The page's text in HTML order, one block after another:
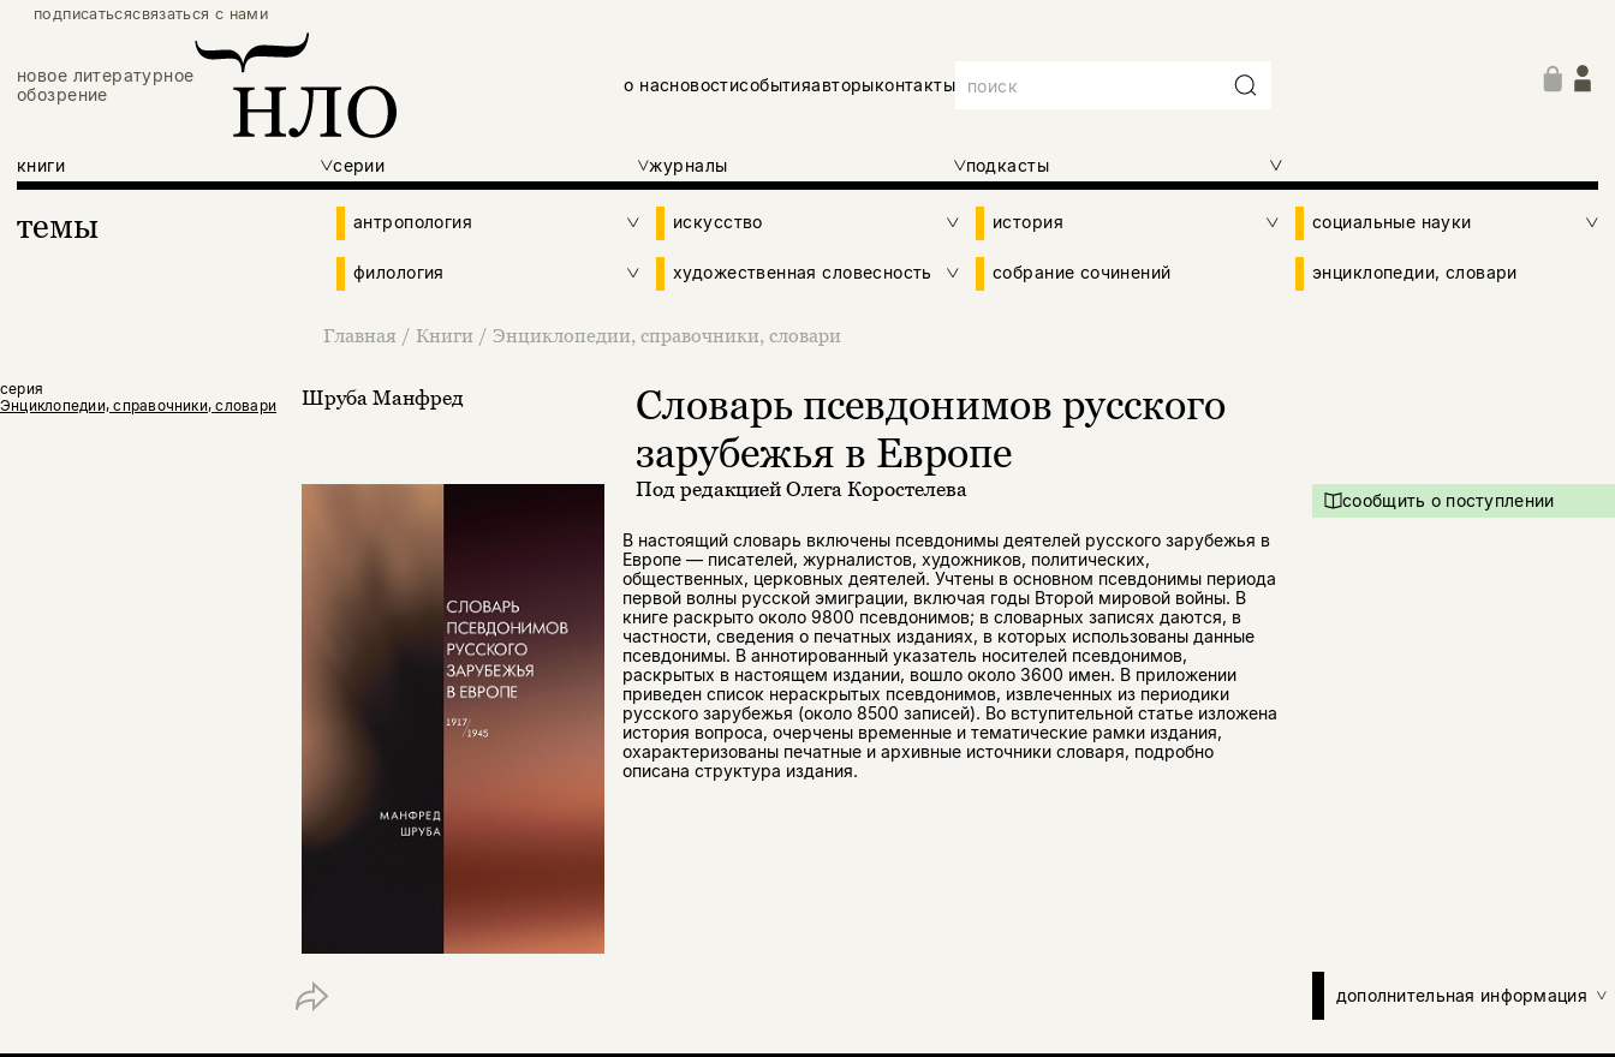
подписатьсясвязаться с нами
новое литературное
обозрение
о насновостисобытияавторыконтакты
книги серии журналы подкасты
темы антропология искусство история социальные науки
филология художественная словесность собрание сочинений энциклопедии, словари
Главная / Книги / Энциклопедии, справочники, словари
серия
Энциклопедии, справочники, словари
Шруба Манфред
Словарь псевдонимов русского
зарубежья в Европе
Под редакцией Олега Коростелева
В настоящий словарь включены псевдонимы деятелей русского зарубежья в
Европе — писателей, журналистов, художников, политических,
общественных, церковных деятелей. Учтены в основном псевдонимы периода
первой волны русской эмиграции, включая годы Второй мировой войны. В
книге раскрыто около 9800 псевдонимов; в словарных записях даются, в
частности, сведения о печатных изданиях, в которых использованы данные
псевдонимы. В аннотированный указатель носителей псевдонимов,
раскрытых в настоящем издании, вошло около 3600 имен. В приложении
приведен список нераскрытых псевдонимов, извлеченных из периодики
русского зарубежья (около 8500 записей). Во вступительной статье изложена
история вопроса, очерчены временные и тематические рамки издания,
охарактеризованы печатные и архивные источники словаря, подробно
описана структура издания.
сообщить о поступлении
дополнительная информация